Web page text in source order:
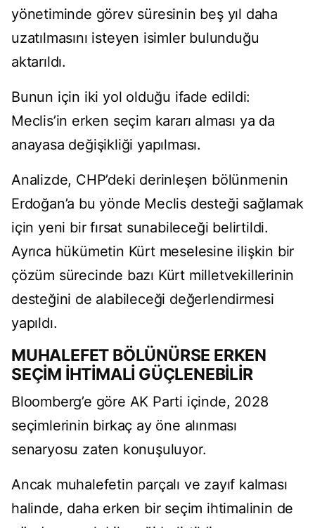
yönetiminde görev süresinin beş yıl daha
uzatılmasını isteyen isimler bulunduğu
aktarıldı.
Bunun için iki yol olduğu ifade edildi:
Meclis’in erken seçim kararı alması ya da
anayasa değişikliği yapılması.
Analizde, CHP’deki derinleşen bölünmenin
Erdoğan’a bu yönde Meclis desteği sağlamak
için yeni bir fırsat sunabileceği belirtildi.
Ayrıca hükümetin Kürt meselesine ilişkin bir
çözüm sürecinde bazı Kürt milletvekillerinin
desteğini de alabileceği değerlendirmesi
yapıldı.
MUHALEFET BÖLÜNÜRSE ERKEN
SEÇİM İHTİMALİ GÜÇLENEBİLİR
Bloomberg’e göre AK Parti içinde, 2028
seçimlerinin birkaç ay öne alınması
senaryosu zaten konuşuluyor.
Ancak muhalefetin parçalı ve zayıf kalması
halinde, daha erken bir seçim ihtimalinin de